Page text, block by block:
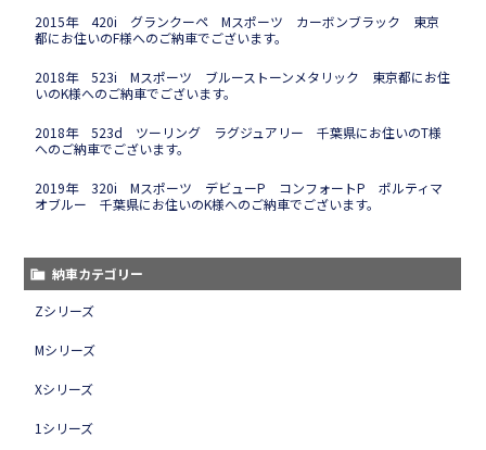
2015年 420i グランクーペ Mスポーツ カーボンブラック 東京
都にお住いのF様へのご納車でございます。
2018年 523i Mスポーツ ブルーストーンメタリック 東京都にお住
いのK様へのご納車でございます。
2018年 523d ツーリング ラグジュアリー 千葉県にお住いのT様
へのご納車でございます。
2019年 320i Mスポーツ デビューP コンフォートP ポルティマ
オブルー 千葉県にお住いのK様へのご納車でございます。
納車カテゴリー
Zシリーズ
Mシリーズ
Xシリーズ
1シリーズ